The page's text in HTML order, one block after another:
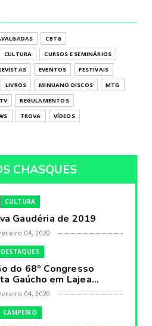
CBTG
CULTURA
CURSOS E SEMINÁRIOS
EVENTOS
FESTIVAIS
LIVROS MINUANO DISCOS
MTG
REGULAMENTOS
TROVA VÍDEOS
CHASQUES
CULTURA
Gaudéria de 2019
04, 2020
DESTAQUES
do 68º Congresso
Gaúcho em Lajea...
04, 2020
CAMPEIRO